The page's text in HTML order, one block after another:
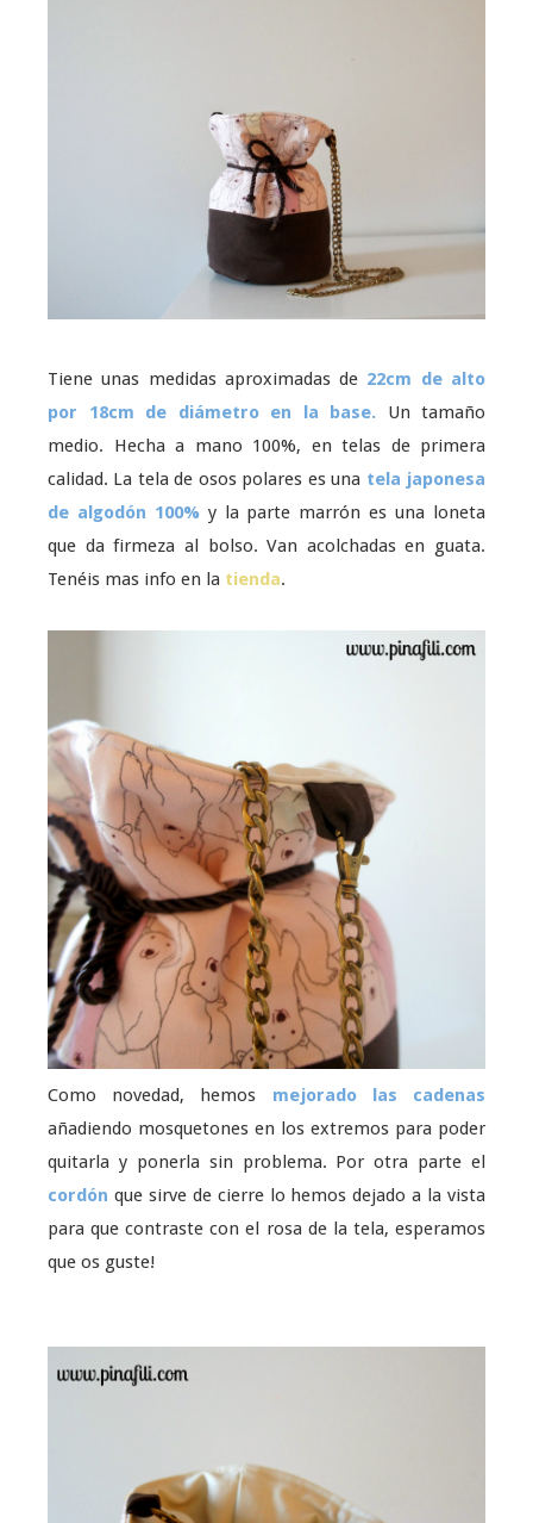
Tiene unas medidas aproximadas de 22cm de alto
por 18cm de diámetro en la base. Un tamaño
medio. Hecha a mano 100%, en telas de primera
calidad. La tela de osos polares es una tela japonesa
de algodón 100%y la parte marrón es una loneta
que da firmeza al bolso. Van acolchadas en guata.
Tenéis mas info en la tienda.
Como novedad, hemos mejorado las cadenas
añadiendo mosquetones en los extremos para poder
quitarla y ponerla sin problema. Por otra parte el
cordón que sirve de cierre lo hemos dejado a la vista
para que contraste con el rosa de la tela, esperamos
que os guste!